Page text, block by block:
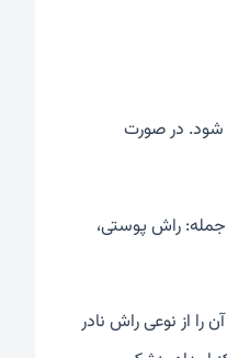
شود. در صورت
راش پوستی،
از نوعی راش نادر